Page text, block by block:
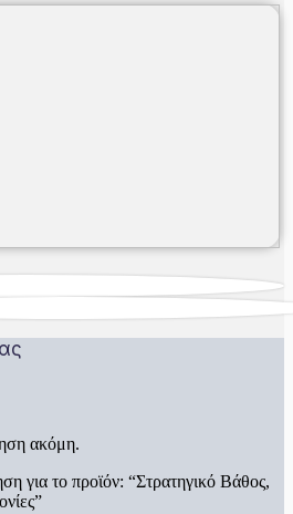
ακόμη.
για το προϊόν: “Στρατηγικό Βάθος,